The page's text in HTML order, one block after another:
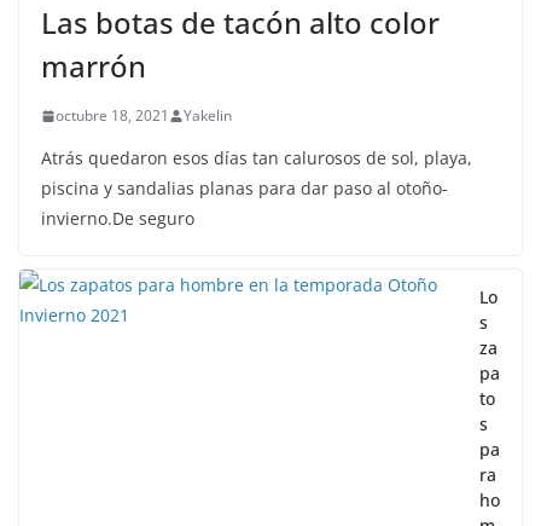
Las botas de tacón alto color
marrón
octubre 18, 2021 Yakelin
Atrás quedaron esos días tan calurosos de sol, playa,
piscina y sandalias planas para dar paso al otoño-
invierno.De seguro
Lo
s
za
pa
to
s
pa
ra
ho